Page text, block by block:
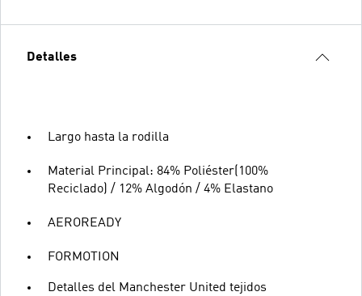
Detalles
Largo hasta la rodilla
Material Principal: 84% Poliéster(100%
Reciclado) / 12% Algodón / 4% Elastano
AEROREADY
FORMOTION
Detalles del Manchester United tejidos